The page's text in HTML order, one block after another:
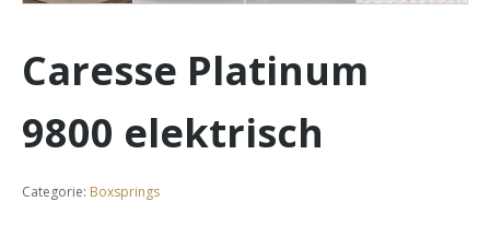
Caresse Platinum
9800 elektrisch
Categorie: Boxsprings